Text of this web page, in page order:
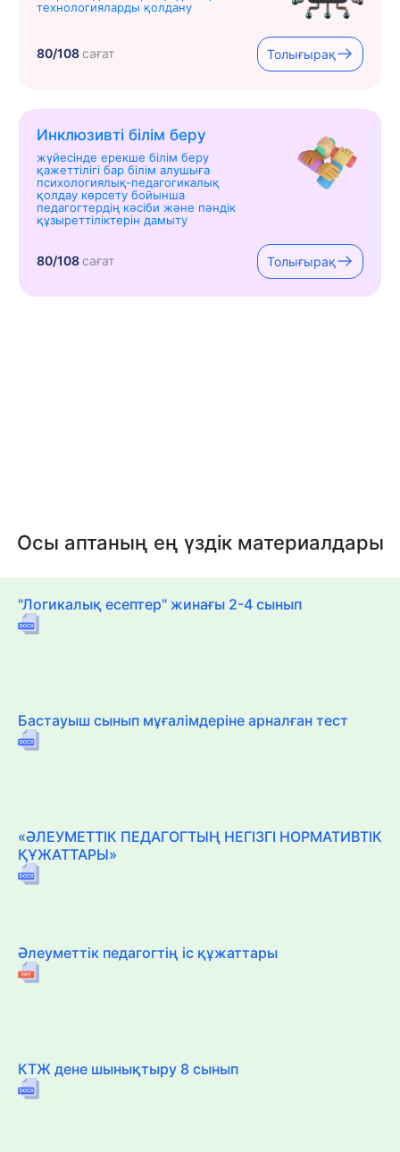
технологияларды қолдану
80/108сағат Толығырақ
Инклюзивті білім беру
жүйесінде ерекше білім беру
қажеттілігі бар білім алушыға
психологиялық-педагогикалық
қолдау көрсету бойынша
педагогтердің кәсіби және пәндік
құзыреттіліктерін дамыту
80/108сағат Толығырақ
Осы аптаның ең үздік материалдары
"Логикалық есептер" жинағы 2-4 сынып
Бастауыш сынып мұғалімдеріне арналған тест
«ӘЛЕУМЕТТІК ПЕДАГОГТЫҢ НЕГІЗГІ НОРМАТИВТІК
ҚҰЖАТТАРЫ»
Әлеуметтік педагогтің іс құжаттары
КТЖ дене шынықтыру 8 сынып